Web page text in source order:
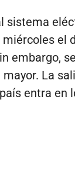
sistema
el
embargo,
La
entra en